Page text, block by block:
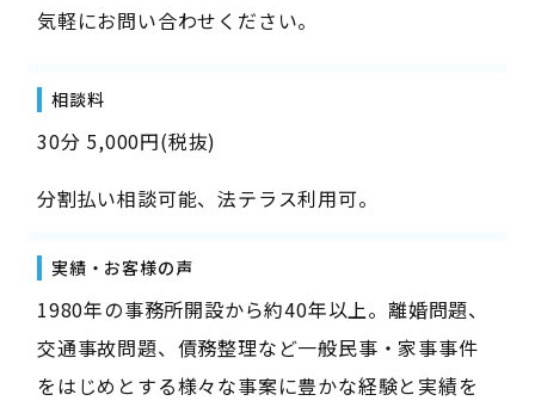
気軽にお問い合わせください。
相談料
30分 5,000円(税抜)
分割払い相談可能、法テラス利用可。
実績・お客様の声
1980年の事務所開設から約40年以上。離婚問題、
交通事故問題、債務整理など一般民事・家事事件
をはじめとする様々な事案に豊かな経験と実績を